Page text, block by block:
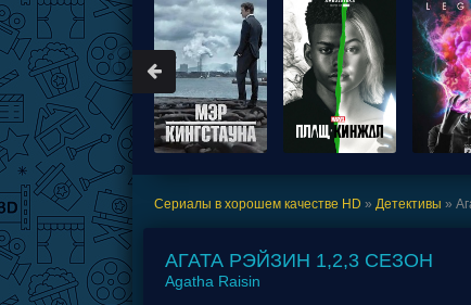
Сериалы в хорошем качестве HD » Детективы »
АГАТА РЭЙЗИН 1,2,3 СЕЗОН
Agatha Raisin